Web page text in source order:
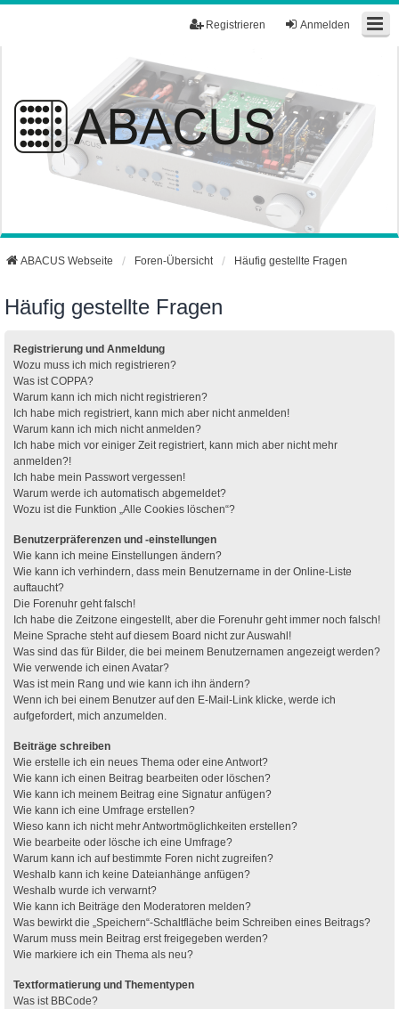
Anmelden
Registrieren
ABACUS Webseite Foren-Übersicht Häufig gestellte Fragen
Häufig gestellte Fragen
Registrierung und Anmeldung
Wozu muss ich mich registrieren?
Was ist COPPA?
Warum kann ich mich nicht registrieren?
Ich habe mich registriert, kann mich aber nicht anmelden!
Warum kann ich mich nicht anmelden?
Ich habe mich vor einiger Zeit registriert, kann mich aber nicht mehr
anmelden?!
Ich habe mein Passwort vergessen!
Warum werde ich automatisch abgemeldet?
Wozu ist die Funktion „Alle Cookies löschen“?
Benutzerpräferenzen und -einstellungen
Wie kann ich meine Einstellungen ändern?
Wie kann ich verhindern, dass mein Benutzername in der Online-Liste
auftaucht?
Die Forenuhr geht falsch!
Ich habe die Zeitzone eingestellt, aber die Forenuhr geht immer noch falsch!
Meine Sprache steht auf diesem Board nicht zur Auswahl!
Was sind das für Bilder, die bei meinem Benutzernamen angezeigt werden?
Wie verwende ich einen Avatar?
Was ist mein Rang und wie kann ich ihn ändern?
Wenn ich bei einem Benutzer auf den E-Mail-Link klicke, werde ich
aufgefordert, mich anzumelden.
Beiträge schreiben
Wie erstelle ich ein neues Thema oder eine Antwort?
Wie kann ich einen Beitrag bearbeiten oder löschen?
Wie kann ich meinem Beitrag eine Signatur anfügen?
Wie kann ich eine Umfrage erstellen?
Wieso kann ich nicht mehr Antwortmöglichkeiten erstellen?
Wie bearbeite oder lösche ich eine Umfrage?
Warum kann ich auf bestimmte Foren nicht zugreifen?
Weshalb kann ich keine Dateianhänge anfügen?
Weshalb wurde ich verwarnt?
Wie kann ich Beiträge den Moderatoren melden?
Was bewirkt die „Speichern“-Schaltfläche beim Schreiben eines Beitrags?
Warum muss mein Beitrag erst freigegeben werden?
Wie markiere ich ein Thema als neu?
Textformatierung und Thementypen
Was ist BBCode?